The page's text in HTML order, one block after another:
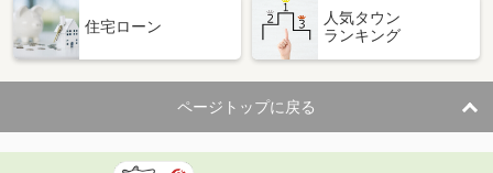
住宅ローン
人気タウン
ランキング
ページトップに戻る